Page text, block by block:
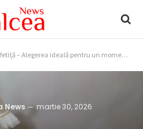
– Alegerea ideală pentru un moment de neuitat
News
martie 30, 2026